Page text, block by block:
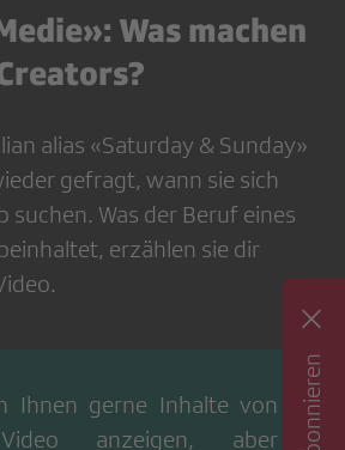
Was machen
alias «Saturday & Sunday»
gefragt, wann sie sich
suchen. Was der Beruf eines
erzählen sie dir
Ihnen gerne Inhalte von
anzeigen, aber